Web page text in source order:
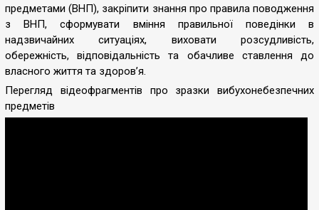
предметами (ВНП), закріпити знання про правила поводження
з ВНП, сформувати вміння правильної поведінки в
надзвичайних ситуаціях, виховати розсудливість,
обережність, відповідальність та обачливе ставлення до
власного життя та здоров’я.
Перегляд відеофрагментів про зразки вибухонебезпечних
предметів